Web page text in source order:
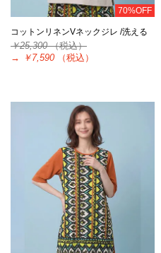
70%OFF
コットンリネンVネックジレ /洗える
￥25,300（税込）
→
￥7,590 （税込）